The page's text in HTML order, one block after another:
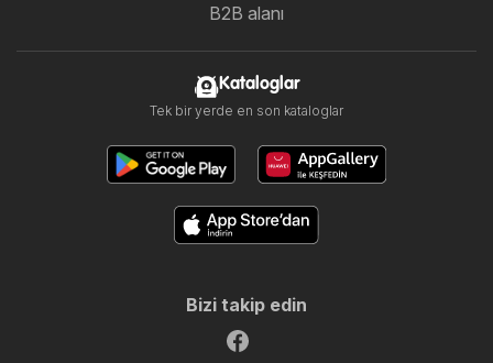
B2B alanı
Kataloglar
Tek bir yerde en son kataloglar
Bizi takip edin